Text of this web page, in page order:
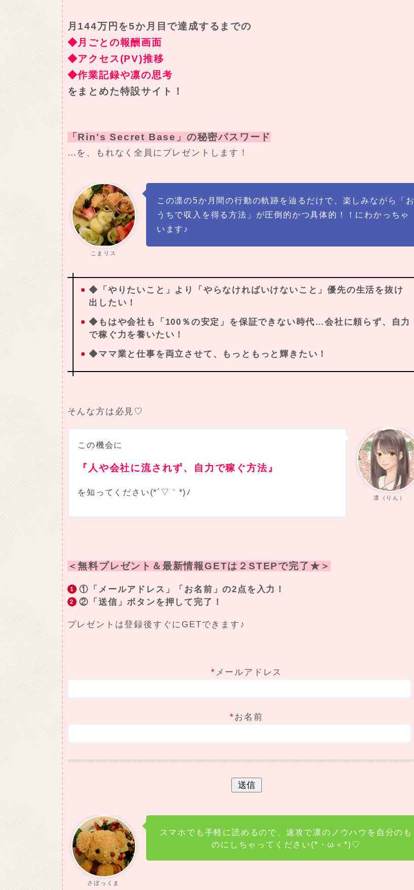
月144万円を5か月目で達成するまでの
◆月ごとの報酬画面
◆アクセス(PV)推移
◆作業記録や凛の思考
をまとめた特設サイト！
「Rin's Secret Base」の秘密パスワード
…を、もれなく全員にプレゼントします！
こまリス
この凛の5か月間の行動の軌跡を辿るだけで、楽しみながら「お
うちで収入を得る方法」が圧倒的かつ具体的！！にわかっちゃ
います♪
◆「やりたいこと」より「やらなければいけないこと」優先の生活を抜け
出したい！
◆もはや会社も「100％の安定」を保証できない時代…会社に頼らず、自力
で稼ぐ力を養いたい！
◆ママ業と仕事を両立させて、もっともっと輝きたい！
そんな方は必見♡
凛（りん）
この機会に
『人や会社に流されず、自力で稼ぐ方法』
を知ってください(*´▽｀*)ﾉ
＜無料プレゼント＆最新情報GETは２STEPで完了★＞
①「メールアドレス」「お名前」の2点を入力！
②「送信」ボタンを押して完了！
プレゼントは登録後すぐにGETできます♪
* メールアドレス
*お名前
さぼっくま
スマホでも手軽に読めるので、速攻で凛のノウハウを自分のも
のにしちゃってください(*・ω＜*)♡